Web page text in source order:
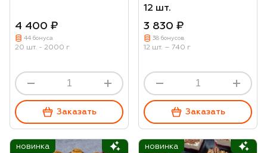
4 400 ₽
44 бонуса
20 шт. - 2000 г
Заказать
12 шт.
3 830 ₽
38 бонусов
12 шт. – 740 г
Заказать
новинка новинка